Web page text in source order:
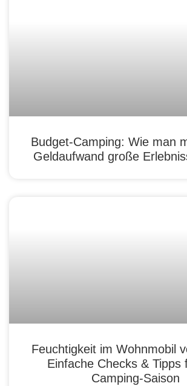
Budget-Camping: Wie man
Geldaufwand große
Feuchtigkeit im Wohnmobil
Einfache Checks & Tipps
Camping-Saison